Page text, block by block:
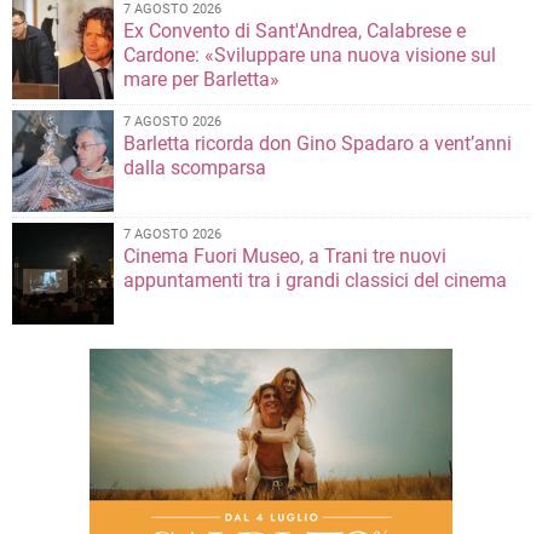
7 AGOSTO 2026
Ex Convento di Sant'Andrea, Calabrese e
Cardone: «Sviluppare una nuova visione sul
mare per Barletta»
7 AGOSTO 2026
Barletta ricorda don Gino Spadaro a vent’anni
dalla scomparsa
7 AGOSTO 2026
Cinema Fuori Museo, a Trani tre nuovi
appuntamenti tra i grandi classici del cinema